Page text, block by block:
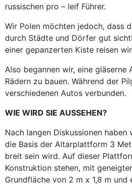
russischen pro – leif Führer.
Wir Polen möchten jedoch, dass
durch Städte und Dörfer gut
einer gepanzerten Kiste reisen
Also begannen wir, eine
Rädern zu bauen. Während der
verschiedenen Autos verbunden.
WIE WIRD SIE AUSSEHEN?
Nach langen Diskussionen
die Basis der Altarplattform 3
breit sein wird. Auf dieser
Konstruktion stehen, mit
Grundfläche von 2 m x 1,8 m und